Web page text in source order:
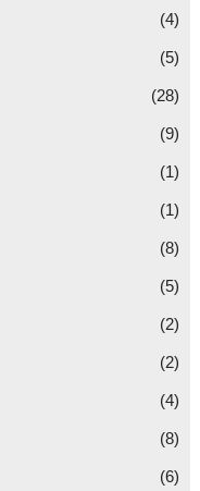
(4)
(5)
(28)
(9)
(1)
(1)
(8)
(5)
(2)
(2)
(4)
(8)
(6)